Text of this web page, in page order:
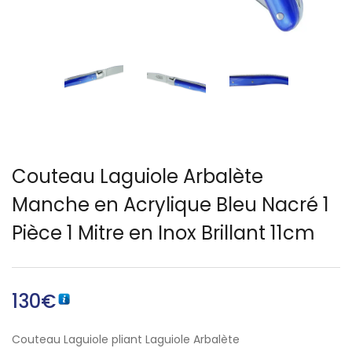
Couteau Laguiole Arbalète
Manche en Acrylique Bleu Nacré 1
Pièce 1 Mitre en Inox Brillant 11cm
130€
Couteau Laguiole pliant Laguiole Arbalète